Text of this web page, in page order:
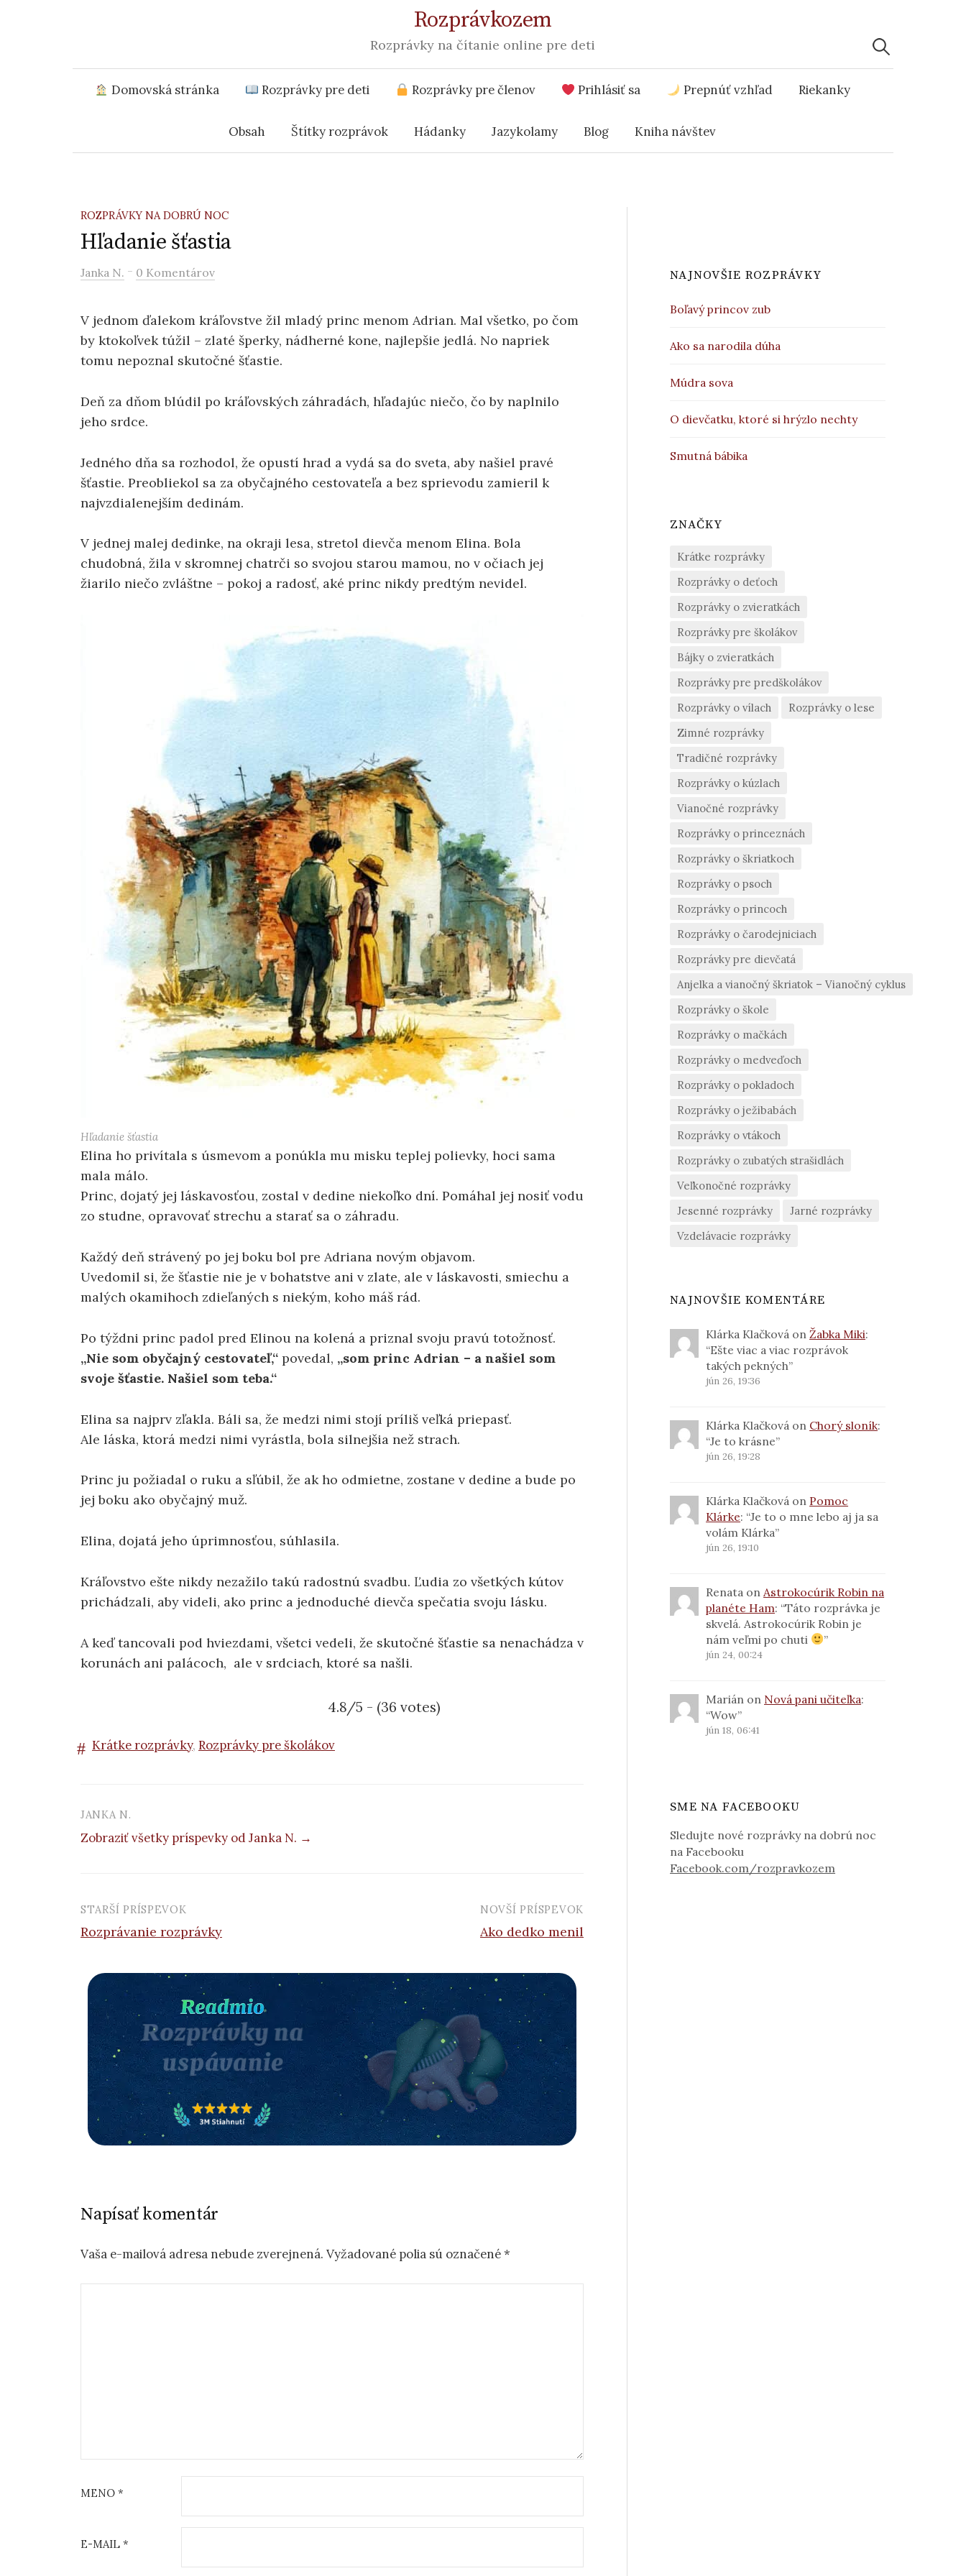
Rozprávkozem
Rozprávky na čítanie online pre deti
Domovská stránka Rozprávky pre deti Rozprávky pre členov Prihlásiť sa Prepnúť vzhľad Riekanky
Obsah Štítky rozprávok Hádanky Jazykolamy Blog Kniha návštev
Hľadať:
ROZPRÁVKY NA DOBRÚ NOC
Hľadanie šťastia
Janka N. - 0 Komentárov
V jednom ďalekom kráľovstve žil mladý princ menom Adrian. Mal všetko, po čom
by ktokoľvek túžil – zlaté šperky, nádherné kone, najlepšie jedlá. No napriek
tomu nepoznal skutočné šťastie.
Deň za dňom blúdil po kráľovských záhradách, hľadajúc niečo, čo by naplnilo
jeho srdce.
Jedného dňa sa rozhodol, že opustí hrad a vydá sa do sveta, aby našiel pravé
šťastie. Preobliekol sa za obyčajného cestovateľa a bez sprievodu zamieril k
najvzdialenejším dedinám.
V jednej malej dedinke, na okraji lesa, stretol dievča menom Elina. Bola
chudobná, žila v skromnej chatrči so svojou starou mamou, no v očiach jej
žiarilo niečo zvláštne – pokoj a radosť, aké princ nikdy predtým nevidel.
Hľadanie šťastia
Elina ho privítala s úsmevom a ponúkla mu misku teplej polievky, hoci sama
mala málo.
Princ, dojatý jej láskavosťou, zostal v dedine niekoľko dní. Pomáhal jej nosiť vodu
zo studne, opravovať strechu a starať sa o záhradu.
Každý deň strávený po jej boku bol pre Adriana novým objavom.
Uvedomil si, že šťastie nie je v bohatstve ani v zlate, ale v láskavosti, smiechu a
malých okamihoch zdieľaných s niekým, koho máš rád.
Po týždni princ padol pred Elinou na kolená a priznal svoju pravú totožnosť.
„Nie som obyčajný cestovateľ,“povedal, „som princ Adrian – a našiel som
svoje šťastie. Našiel som teba.“
Elina sa najprv zľakla. Báli sa, že medzi nimi stojí príliš veľká priepasť.
Ale láska, ktorá medzi nimi vyrástla, bola silnejšia než strach.
Princ ju požiadal o ruku a sľúbil, že ak ho odmietne, zostane v dedine a bude po
jej boku ako obyčajný muž.
Elina, dojatá jeho úprimnosťou, súhlasila.
Kráľovstvo ešte nikdy nezažilo takú radostnú svadbu. Ľudia zo všetkých kútov
prichádzali, aby videli, ako princ a jednoduché dievča spečatia svoju lásku.
A keď tancovali pod hviezdami, všetci vedeli, že skutočné šťastie sa nenachádza v
korunách ani palácoch, ale v srdciach, ktoré sa našli.
4.8/5 - (36 votes)
Krátke rozprávky, Rozprávky pre školákov
JANKA N.
Zobraziť všetky príspevky od Janka N. →
Navigácia
príspevkov
STARŠÍ PRÍSPEVOK
Rozprávanie rozprávky
NOVŠÍ PRÍSPEVOK
Ako dedko menil
Napísať komentár
Vaša e-mailová adresa nebude zverejnená. Vyžadované polia sú označené*
MENO *
E-MAIL *
NAJNOVŠIE ROZPRÁVKY
Boľavý princov zub
Ako sa narodila dúha
Múdra sova
O dievčatku, ktoré si hrýzlo nechty
Smutná bábika
ZNAČKY
Krátke rozprávky
Rozprávky o deťoch
Rozprávky o zvieratkách
Rozprávky pre školákov
Bájky o zvieratkách
Rozprávky pre predškolákov
Rozprávky o vílach
Rozprávky o lese
Zimné rozprávky
Tradičné rozprávky
Rozprávky o kúzlach
Vianočné rozprávky
Rozprávky o princeznách
Rozprávky o škriatkoch
Rozprávky o psoch
Rozprávky o princoch
Rozprávky o čarodejniciach
Rozprávky pre dievčatá
Anjelka a vianočný škriatok – Vianočný cyklus
Rozprávky o škole
Rozprávky o mačkách
Rozprávky o medveďoch
Rozprávky o pokladoch
Rozprávky o ježibabách
Rozprávky o vtákoch
Rozprávky o zubatých strašidlách
Veľkonočné rozprávky
Jesenné rozprávky
Jarné rozprávky
Vzdelávacie rozprávky
NAJNOVŠIE KOMENTÁRE
Klárka Klačková onŽabka Miki:
“Ešte viac a viac rozprávok
takých pekných”
jún 26, 19:36
Klárka Klačková on Chorý sloník:
“Je to krásne”
jún 26, 19:28
Klárka Klačková on Pomoc
Klárke: “Je to o mne lebo aj ja sa
volám Klárka”
jún 26, 19:10
Renata on Astrokocúrik Robin na
planéte Ham: “Táto rozprávka je
skvelá. Astrokocúrik Robin je
nám veľmi po chuti
”
jún 24, 00:24
Marián on Nová pani učiteľka:
“Wow”
jún 18, 06:41
SME NA FACEBOOKU
Sledujte nové rozprávky na dobrú noc
na Facebooku
Facebook.com/rozpravkozem